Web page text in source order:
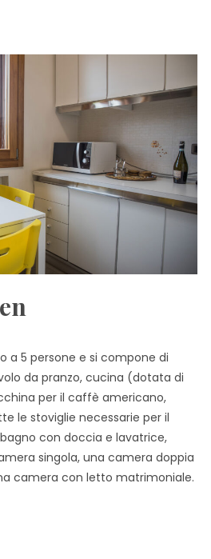
a 5 persone e si compone di
da pranzo, cucina (dotata di
per il caffè americano,
le stoviglie necessarie per il
con doccia e lavatrice,
singola, una camera doppia
camera con letto matrimoniale.